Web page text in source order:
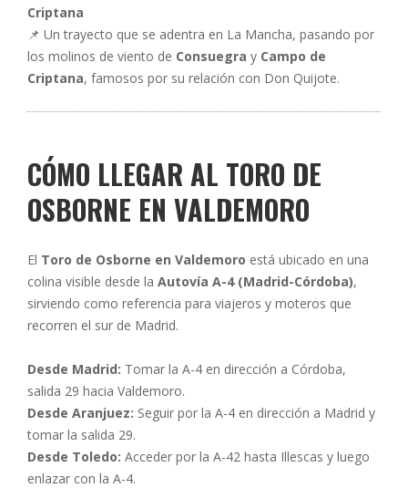
Criptana
📌 Un trayecto que se adentra en La Mancha, pasando por
los molinos de viento de Consuegra y Campo de
Criptana, famosos por su relación con Don Quijote.
CÓMO LLEGAR AL TORO DE
OSBORNE EN VALDEMORO
El Toro de Osborne en Valdemoro está ubicado en una
colina visible desde la Autovía A-4 (Madrid-Córdoba),
sirviendo como referencia para viajeros y moteros que
recorren el sur de Madrid.
Desde Madrid: Tomar la A-4 en dirección a Córdoba,
salida 29 hacia Valdemoro.
Desde Aranjuez: Seguir por la A-4 en dirección a Madrid y
tomar la salida 29.
Desde Toledo: Acceder por la A-42 hasta Illescas y luego
enlazar con la A-4.